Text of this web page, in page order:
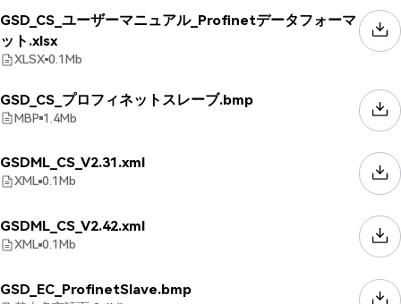
GSD_CS_ユーザーマニュアル_Profinetデータフォーマ
ット.xlsx
XLSX 0.1Mb
GSD_CS_プロフィネットスレーブ.bmp
MBP 1.4Mb
GSDML_CS_V2.31.xml
XML 0.1Mb
GSDML_CS_V2.42.xml
XML 0.1Mb
GSD_EC_ProfinetSlave.bmp